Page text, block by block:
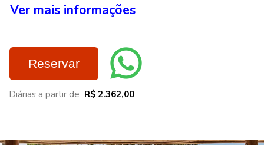
Ver mais informações
Reservar
Diárias a partir de R$ 2.362,00